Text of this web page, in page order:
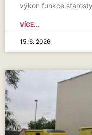
výkon funkce
VÍCE...
15. 6. 2026